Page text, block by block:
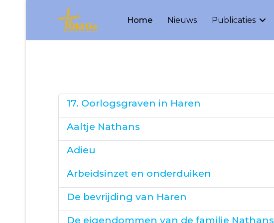
Home Nieuws Publicaties
17. Oorlogsgraven in Haren
Aaltje Nathans
Adieu
Arbeidsinzet en onderduiken
De bevrijding van Haren
De eigendommen van de familie Nathans